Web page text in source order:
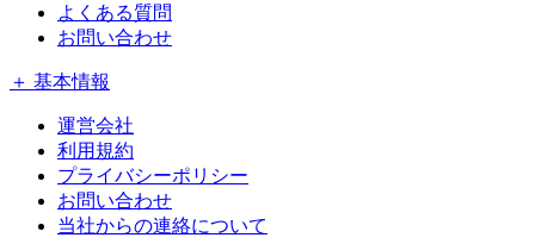
よくある質問
お問い合わせ
＋ 基本情報
運営会社
利用規約
プライバシーポリシー
お問い合わせ
当社からの連絡について